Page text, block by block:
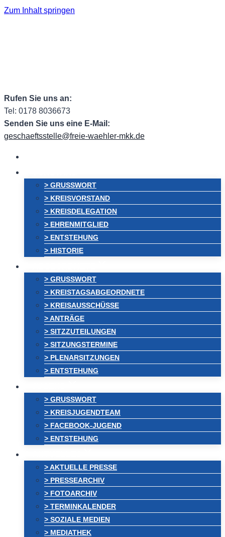
Zum Inhalt springen
Rufen Sie uns an:
Tel: 0178 8036673
Senden Sie uns eine E-Mail:
geschaeftsstelle@freie-waehler-mkk.de
> GRUSSWORT
> KREISVORSTAND
> KREISDELEGATION
> EHRENMITGLIED
> ENTSTEHUNG
> HISTORIE
> GRUSSWORT
> KREISTAGSABGEORDNETE
> KREISAUSSCHÜSSE
> ANTRÄGE
> SITZZUTEILUNGEN
> SITZUNGSTERMINE
> PLENARSITZUNGEN
> ENTSTEHUNG
> GRUSSWORT
> KREISJUGENDTEAM
> FACEBOOK-JUGEND
> ENTSTEHUNG
> AKTUELLE PRESSE
> PRESSEARCHIV
> FOTOARCHIV
> TERMINKALENDER
> SOZIALE MEDIEN
> MEDIATHEK